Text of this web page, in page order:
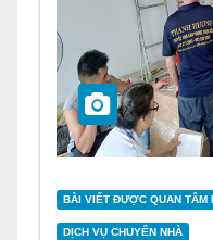
BÀI VIẾT ĐƯỢC QUAN TÂM
DỊCH VỤ CHUYỂN NHÀ